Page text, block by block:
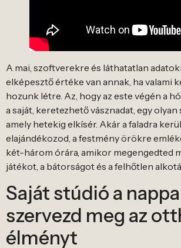
A mai, szoftverekre és láthatatlan
elképesztő értéke van annak, ha valami
hozunk létre. Az, hogy az este végén a
a saját, keretezhető vásznadat, egy
amely hetekig elkísér. Akár a faladra
elajándékozod, a festmény örökre
két-három órára, amikor megengedted
játékot, a bátorságot és a felhőtlen
Saját stúdió a
szervezd meg az
élményt